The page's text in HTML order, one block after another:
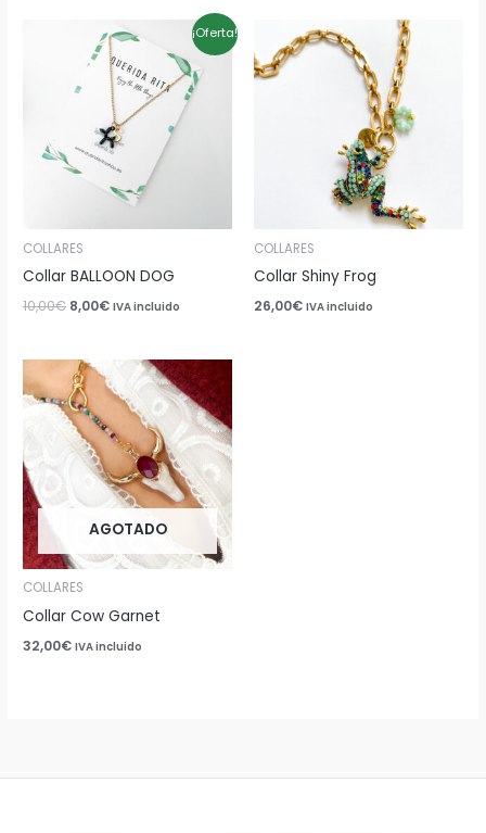
¡Oferta!
COLLARES
Collar BALLOON DOG
10,00€
precio
original
10,00€.
8,00€
precio
actual
es:
8,00€.
IVA incluido
COLLARES
Collar Shiny Frog
26,00€ IVA incluido
AGOTADO
COLLARES
Collar Cow Garnet
32,00€ IVA incluido